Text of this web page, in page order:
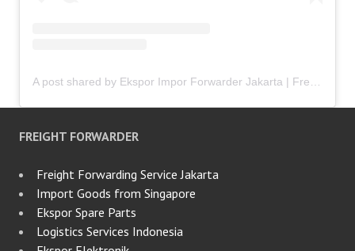
FREIGHT FORWARDER
Freight Forwarding Service Jakarta
Import Goods from Singapore
Ekspor Spare Parts
Logistics Services Indonesia